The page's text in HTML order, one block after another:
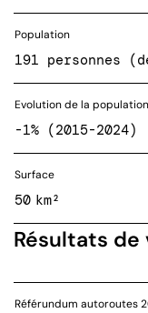
Population
191 personnes
Evolution de la population
-1% (2015-2024)
Surface
50 km²
Résultats
Référundum autoroutes